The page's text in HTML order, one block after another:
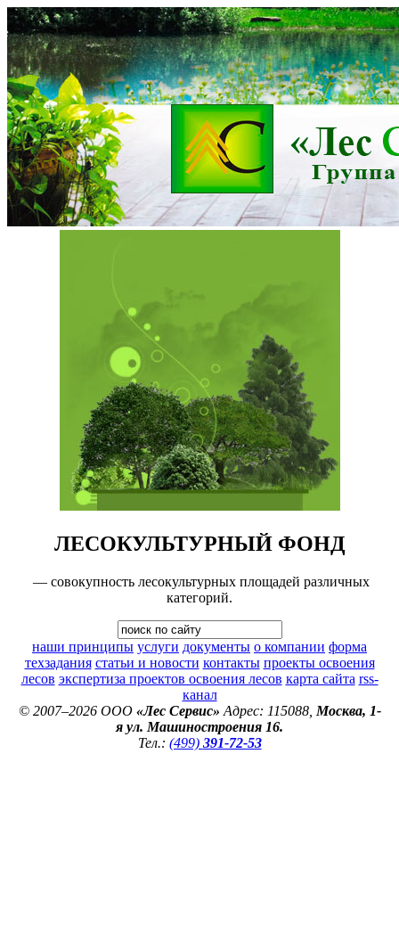
ЛЕСОКУЛЬТУРНЫЙ ФОНД
— совокупность лесокультурных площадей различных
категорий.
наши принципы услуги документы о компании форма
техзадания статьи и новости контакты проекты освоения
лесов экспертиза проектов освоения лесов карта сайта rss-
канал
© 2007–2026 ООО «Лес Сервис» Адрес: 115088, Москва, 1-
я ул. Машиностроения 16.
Тел.: (499) 391-72-53